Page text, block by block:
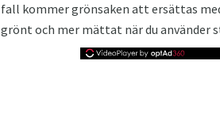
fall kommer grönsaken att ersättas
grönt och mer mättat när du